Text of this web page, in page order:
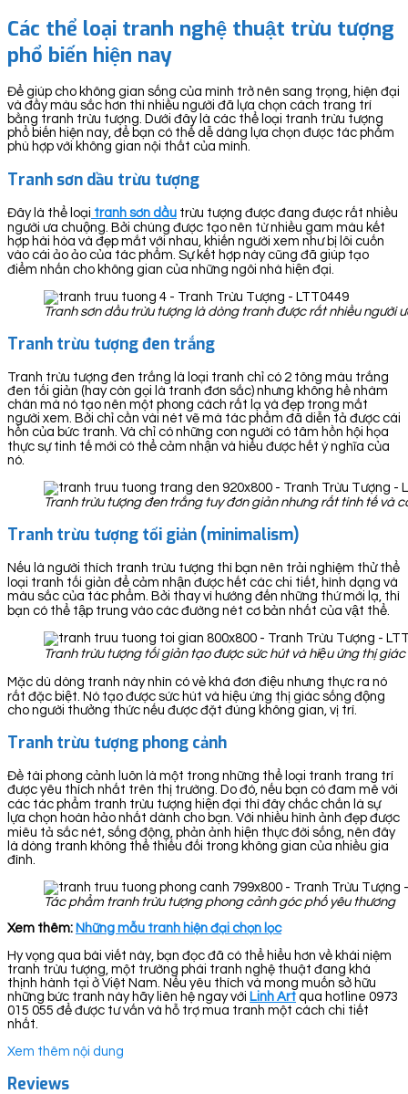
Các thể loại tranh nghệ thuật trừu tượng
phổ biến hiện nay
Để giúp cho không gian sống của mình trở nên sang trọng, hiện đại
và đầy màu sắc hơn thì nhiều người đã lựa chọn cách trang trí
bằng tranh trừu tượng. Dưới đây là các thể loại tranh trừu tượng
phổ biến hiện nay, để bạn có thể dễ dàng lựa chọn được tác phẩm
phù hợp với không gian nội thất của mình.
Tranh sơn dầu trừu tượng
Đây là thể loại tranh sơn dầu trừu tượng được đang được rất nhiều
người ưa chuộng. Bởi chúng được tạo nên từ nhiều gam màu kết
hợp hài hòa và đẹp mắt với nhau, khiến người xem như bị lôi cuốn
vào cái ảo ảo của tác phẩm. Sự kết hợp này cũng đã giúp tạo
điểm nhấn cho không gian của những ngôi nhà hiện đại.
Tranh sơn dầu trừu tượng là dòng tranh được rất nhiều người
Tranh trừu tượng đen trắng
Tranh trừu tượng đen trắng là loại tranh chỉ có 2 tông màu trắng
đen tối giản (hay còn gọi là tranh đơn sắc) nhưng không hề nhàm
chán mà nó tạo nên một phong cách rất lạ và đẹp trong mắt
người xem. Bởi chỉ cần vài nét vẽ mà tác phẩm đã diễn tả được cái
hồn của bức tranh. Và chỉ có những con người có tâm hồn hội họa
thực sự tinh tế mới có thể cảm nhận và hiểu được hết ý nghĩa của
nó.
Tranh trừu tượng đen trắng tuy đơn giản nhưng rất tinh tế và
Tranh trừu tượng tối giản (minimalism)
Nếu là người thích tranh trừu tượng thì bạn nên trải nghiệm thử thể
loại tranh tối giản để cảm nhận được hết các chi tiết, hình dạng và
màu sắc của tác phẩm. Bởi thay vì hướng đến những thứ mới lạ, thì
bạn có thể tập trung vào các đường nét cơ bản nhất của vật thể.
Tranh trừu tượng tối giản tạo được sức hút và hiệu ứng thị
Mặc dù dòng tranh này nhìn có vẻ khá đơn điệu nhưng thực ra nó
rất đặc biệt. Nó tạo được sức hút và hiệu ứng thị giác sống động
cho người thưởng thức nếu được đặt đúng không gian, vị trí.
Tranh trừu tượng phong cảnh
Đề tài phong cảnh luôn là một trong những thể loại tranh trang trí
được yêu thích nhất trên thị trường. Do đó, nếu bạn có đam mê với
các tác phẩm tranh trừu tượng hiện đại thì đây chắc chắn là sự
lựa chọn hoàn hảo nhất dành cho bạn. Với nhiều hình ảnh đẹp được
miêu tả sắc nét, sống động, phản ảnh hiện thực đời sống, nên đây
là dòng tranh không thể thiếu đối trong không gian của nhiều gia
đình.
Tác phẩm tranh trừu tượng phong cảnh góc phố yêu thương
Xem thêm: Những mẫu tranh hiện đại chọn lọc
Hy vọng qua bài viết này, bạn đọc đã có thể hiểu hơn về khái niệm
tranh trừu tượng, một trường phái tranh nghệ thuật đang khá
thịnh hành tại ở Việt Nam. Nếu yêu thích và mong muốn sở hữu
những bức tranh này hãy liên hệ ngay với Linh Art qua hotline 0973
015 055 để được tư vấn và hỗ trợ mua tranh một cách chi tiết
nhất.
Xem thêm nội dung
Reviews